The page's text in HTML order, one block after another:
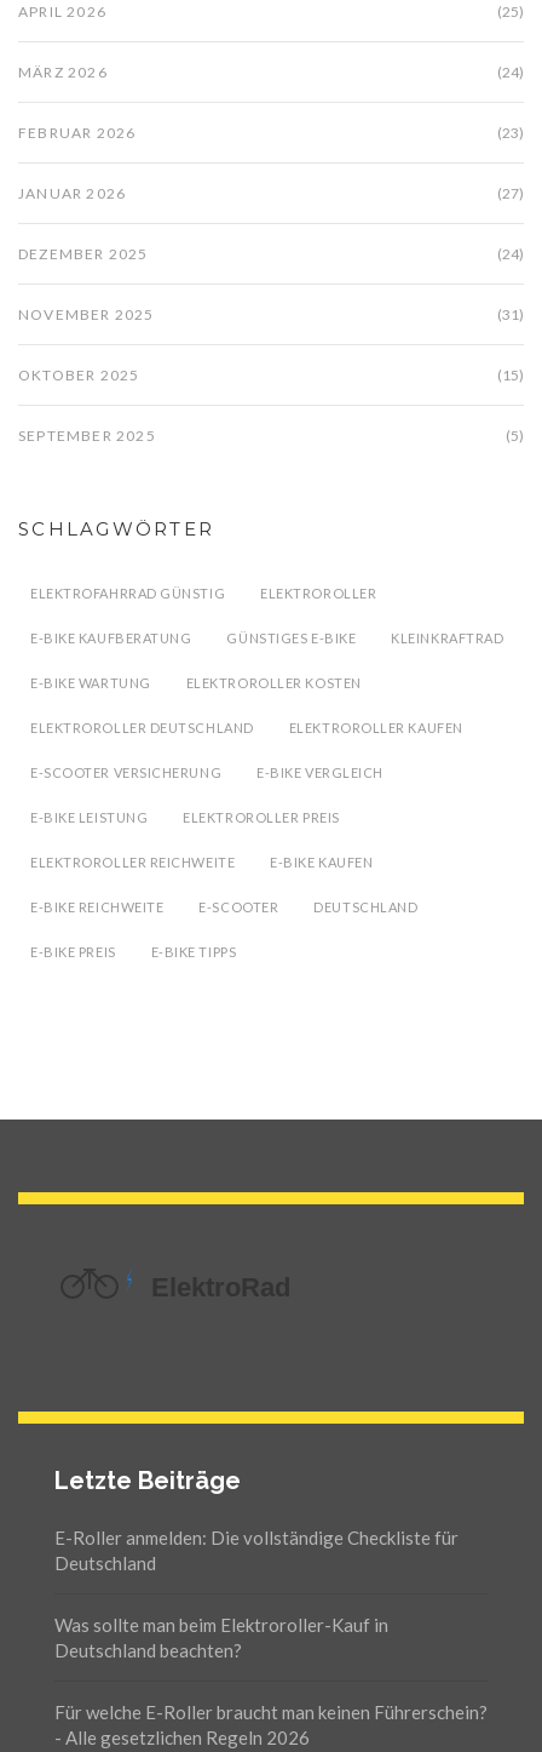
APRIL 2026 (25)
MÄRZ 2026 (24)
FEBRUAR 2026 (23)
JANUAR 2026 (27)
DEZEMBER 2025 (24)
NOVEMBER 2025 (31)
OKTOBER 2025 (15)
SEPTEMBER 2025 (5)
SCHLAGWÖRTER
ELEKTROFAHRRAD GÜNSTIG ELEKTROROLLER
E-BIKE KAUFBERATUNG GÜNSTIGES E-BIKE KLEINKRAFTRAD
E-BIKE WARTUNG ELEKTROROLLER KOSTEN
ELEKTROROLLER DEUTSCHLAND ELEKTROROLLER KAUFEN
E-SCOOTER VERSICHERUNG E-BIKE VERGLEICH
E-BIKE LEISTUNG ELEKTROROLLER PREIS
ELEKTROROLLER REICHWEITE E-BIKE KAUFEN
E-BIKE REICHWEITE E-SCOOTER DEUTSCHLAND
E-BIKE PREIS E-BIKE TIPPS
Letzte Beiträge
E-Roller anmelden: Die vollständige Checkliste für
Deutschland
Was sollte man beim Elektroroller-Kauf in
Deutschland beachten?
Für welche E-Roller braucht man keinen Führerschein?
- Alle gesetzlichen Regeln 2026